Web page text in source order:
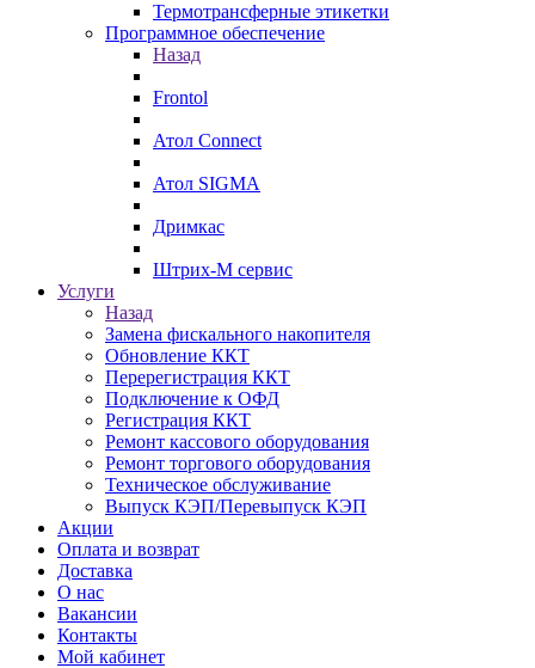
Термотрансферные этикетки
Программное обеспечение
Назад
Frontol
Атол Connect
Атол SIGMA
Дримкас
Штрих-М сервис
Услуги
Назад
Замена фискального накопителя
Обновление ККТ
Перерегистрация ККТ
Подключение к ОФД
Регистрация ККТ
Ремонт кассового оборудования
Ремонт торгового оборудования
Техническое обслуживание
Выпуск КЭП/Перевыпуск КЭП
Акции
Оплата и возврат
Доставка
О нас
Вакансии
Контакты
Мой кабинет